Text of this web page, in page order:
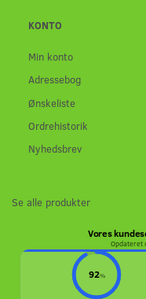
KONTO
Min konto
Adressebog
Ønskeliste
Ordrehistorik
Nyhedsbrev
Se alle produkter
Vores
Opdateret
92%